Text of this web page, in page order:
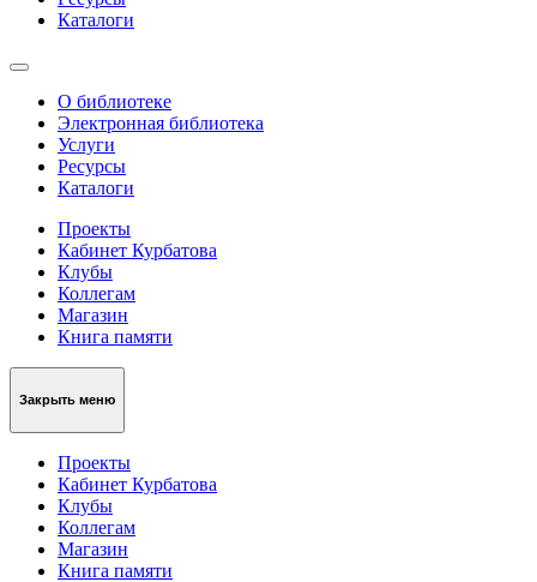
Каталоги
О библиотеке
Электронная библиотека
Услуги
Ресурсы
Каталоги
Проекты
Кабинет Курбатова
Клубы
Коллегам
Магазин
Книга памяти
Закрыть меню
Проекты
Кабинет Курбатова
Клубы
Коллегам
Магазин
Книга памяти